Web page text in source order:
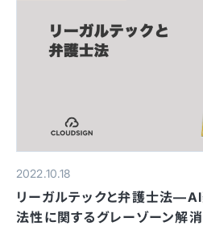
2022.10.18
リーガルテックと弁護士法
法性に関するグレーゾーン解